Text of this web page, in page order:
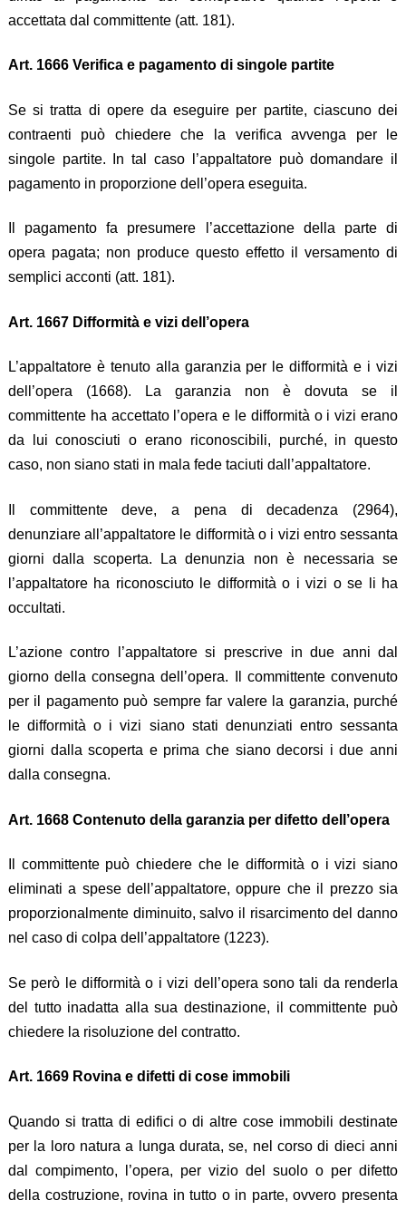
accettata dal committente (att. 181).
Art. 1666 Verifica e pagamento di singole partite
Se si tratta di opere da eseguire per partite, ciascuno dei
contraenti può chiedere che la verifica avvenga per le
singole partite. In tal caso l’appaltatore può domandare il
pagamento in proporzione dell’opera eseguita.
Il pagamento fa presumere l’accettazione della parte di
opera pagata; non produce questo effetto il versamento di
semplici acconti (att. 181).
Art. 1667 Difformità e vizi dell’opera
L’appaltatore è tenuto alla garanzia per le difformità e i vizi
dell’opera (1668). La garanzia non è dovuta se il
committente ha accettato l’opera e le difformità o i vizi erano
da lui conosciuti o erano riconoscibili, purché, in questo
caso, non siano stati in mala fede taciuti dall’appaltatore.
Il committente deve, a pena di decadenza (2964),
denunziare all’appaltatore le difformità o i vizi entro sessanta
giorni dalla scoperta. La denunzia non è necessaria se
l’appaltatore ha riconosciuto le difformità o i vizi o se li ha
occultati.
L’azione contro l’appaltatore si prescrive in due anni dal
giorno della consegna dell’opera. Il committente convenuto
per il pagamento può sempre far valere la garanzia, purché
le difformità o i vizi siano stati denunziati entro sessanta
giorni dalla scoperta e prima che siano decorsi i due anni
dalla consegna.
Art. 1668 Contenuto della garanzia per difetto dell’opera
Il committente può chiedere che le difformità o i vizi siano
eliminati a spese dell’appaltatore, oppure che il prezzo sia
proporzionalmente diminuito, salvo il risarcimento del danno
nel caso di colpa dell’appaltatore (1223).
Se però le difformità o i vizi dell’opera sono tali da renderla
del tutto inadatta alla sua destinazione, il committente può
chiedere la risoluzione del contratto.
Art. 1669 Rovina e difetti di cose immobili
Quando si tratta di edifici o di altre cose immobili destinate
per la loro natura a lunga durata, se, nel corso di dieci anni
dal compimento, l’opera, per vizio del suolo o per difetto
della costruzione, rovina in tutto o in parte, ovvero presenta